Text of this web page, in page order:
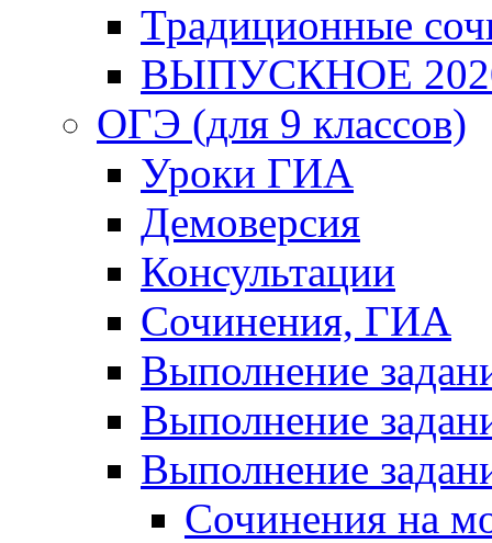
Традиционные
ВЫПУСКНОЕ
ОГЭ (для 9 классов)
Уроки ГИА
Демоверсия
Консультации
Сочинения, ГИА
Выполнение
Выполнение
Выполнение
Сочинения на